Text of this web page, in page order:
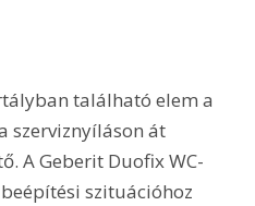
található elem a
szerviznyíláson át
A Geberit Duofix WC-
szituációhoz